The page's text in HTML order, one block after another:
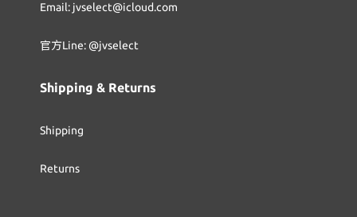
Email: jvselect@icloud.com
官方Line: @jvselect
Shipping & Returns
Shipping
Returns